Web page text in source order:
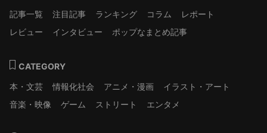
記事一覧
注目記事 ランキング コラム
レポート
レビュー
インタビュー ポップなまとめ記事
CATEGORY
本・文芸
情報化社会 アニメ・漫画
イラスト・アート
音楽・映像
ゲーム ストリート エンタメ